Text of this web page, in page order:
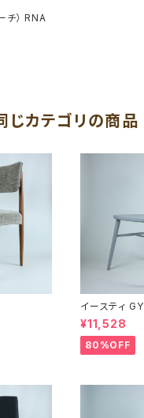
チ） RNA
じカテゴリの商品
イースティ GY
¥11,528
80%OFF